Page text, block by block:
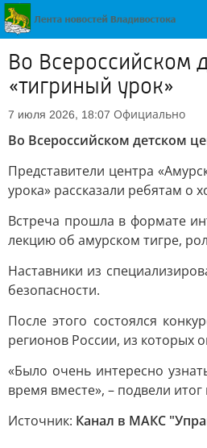
Во Всероссийском
«тигриный урок»
7 июля 2026, 18:07 Официально
Во Всероссийском детском
Представители центра
урока» рассказали ребятам о
Встреча прошла в формате
лекцию об амурском тигре,
Наставники из
безопасности.
После этого состоялся
регионов России, из которых
«Было очень интересно
время вместе», – подвели
Источник: Канал в МАКС